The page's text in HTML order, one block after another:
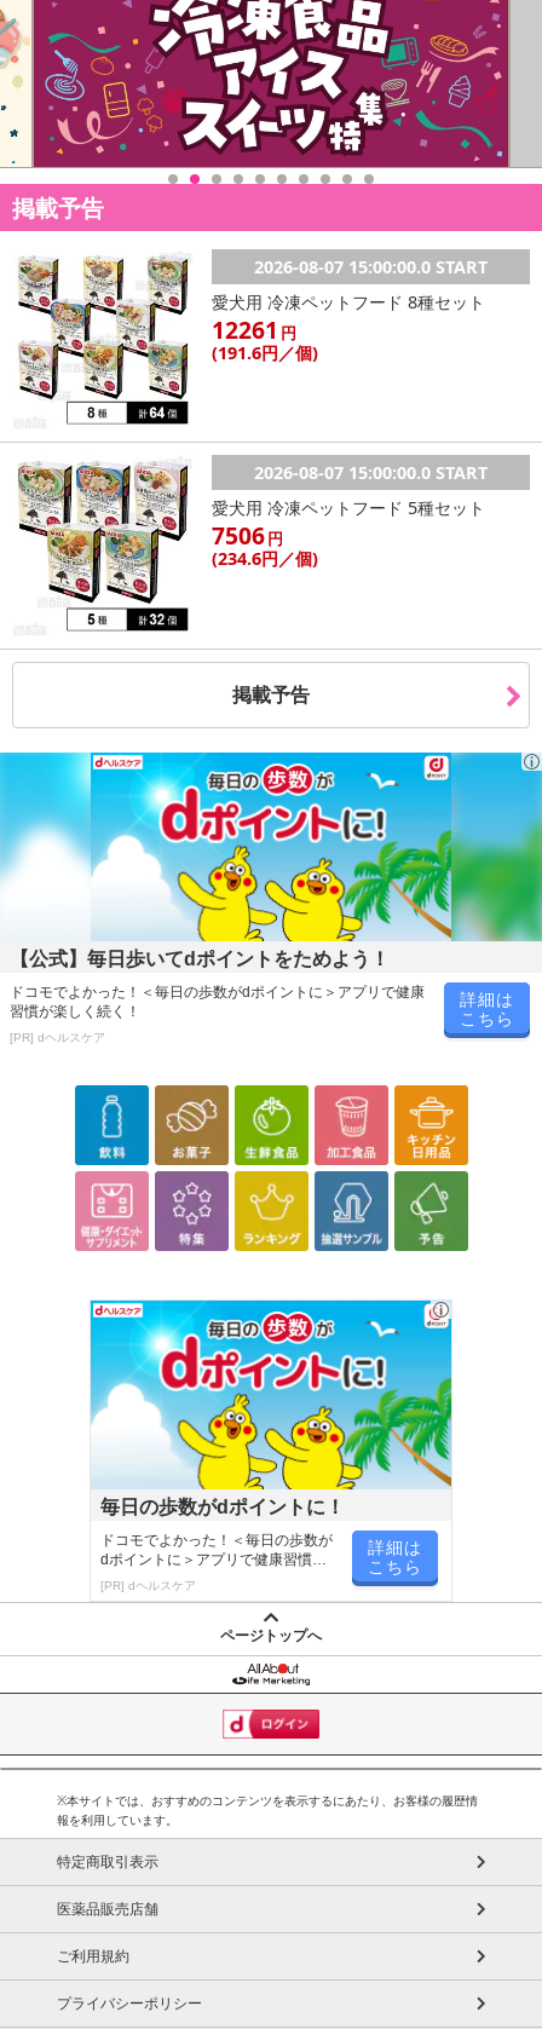
掲載予告
2026-08-07 15:00:00.0 START
愛犬用 冷凍ペットフード 8種セット
12261 円
(191.6円 ／個)
2026-08-07 15:00:00.0 START
愛犬用 冷凍ペットフード 5種セット
7506円
(234.6円／個)
掲載予告
【公式】毎日歩いてdポイントをためよう！
ドコモでよかった！＜毎日の歩数がdポイントに＞アプリで健康
習慣が楽しく続く！
[PR] dヘルスケア
詳細は
こちら
毎日の歩数がdポイントに！
ドコモでよかった！＜毎日の歩数が
dポイントに＞アプリで健康習慣が
楽しく続く！
[PR] dヘルスケア
詳細は
こちら
ページトップへ
※本サイトでは、おすすめのコンテンツを表示するにあたり、お客様の履歴情
報を利用しています。
特定商取引表示
医薬品販売店舗
ご利用規約
プライバシーポリシー